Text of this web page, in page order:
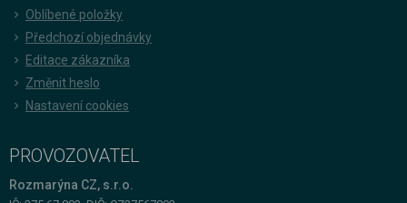
Oblíbené položky
Předchozí objednávky
Editace zákazníka
Změnit heslo
Nastavení cookies
PROVOZOVATEL
Rozmarýna CZ, s.r.o.